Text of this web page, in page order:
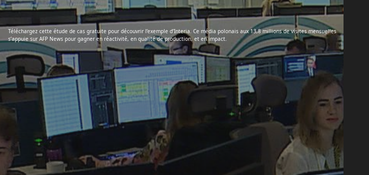
Téléchargez cette étude de cas gratuite pour découvrir l’exemple d’Interia. Ce média polonais aux 13,8 millions de visites mensuelles
s’appuie sur AFP News pour gagner en réactivité, en qualité de production, et en impact.